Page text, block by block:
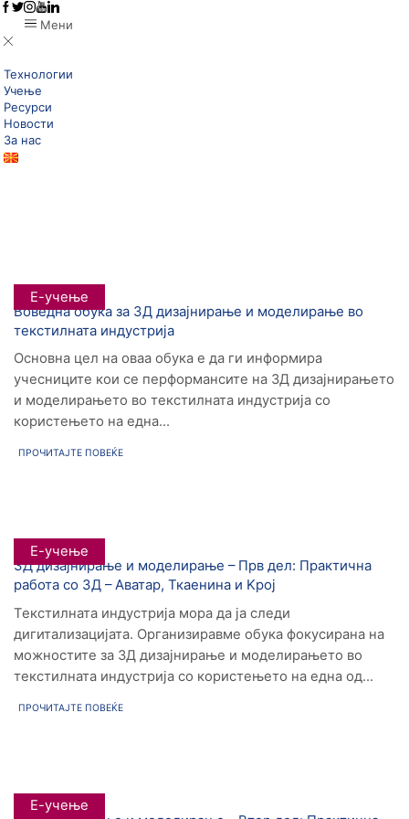
Мени
Технологии
Учење
Ресурси
Новости
За нас
Е-учење
Воведна обука за 3Д дизајнирање и моделирање во
текстилната индустрија
Основна цел на оваа обука е да ги информира
учесниците кои се перформансите на 3Д дизајнирањето
и моделирањето во текстилната индустрија со
користењето на една...
ПРОЧИТАЈТЕ ПОВЕЌЕ
Е-учење
3Д дизајнирање и моделирање – Прв дел: Практична
работа со 3Д – Аватар, Ткаенина и Kрој
Текстилната индустрија мора да ја следи
дигитализацијата. Организиравме обука фокусирана на
можностите за 3Д дизајнирање и моделирањето во
текстилната индустрија со користењето на една од...
ПРОЧИТАЈТЕ ПОВЕЌЕ
Е-учење